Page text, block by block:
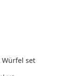
Würfel set